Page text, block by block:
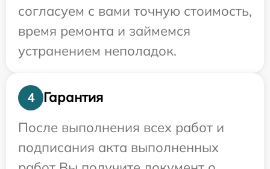
согласуем с вами точную стоимость,
время ремонта и займемся
устранением неполадок.
4
Гарантия
После выполнения всех работ и
подписания акта выполненных